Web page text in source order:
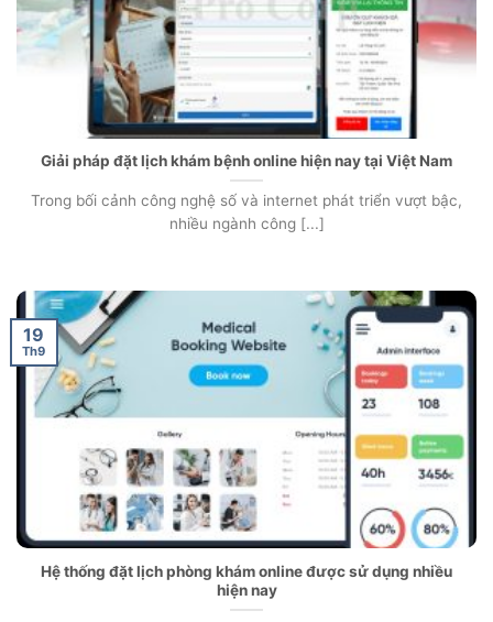
Giải pháp đặt lịch khám bệnh online hiện nay tại Việt Nam
Trong bối cảnh công nghệ số và internet phát triển vượt bậc,
nhiều ngành công [...]
Hệ thống đặt lịch phòng khám online được sử dụng nhiều
hiện nay
19
Th9